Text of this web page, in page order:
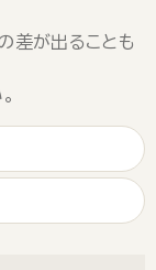
差が出ることも